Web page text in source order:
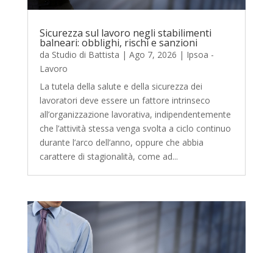
Sicurezza sul lavoro negli stabilimenti
balneari: obblighi, rischi e sanzioni
da Studio di Battista | Ago 7, 2026 | Ipsoa -
Lavoro
La tutela della salute e della sicurezza dei
lavoratori deve essere un fattore intrinseco
all’organizzazione lavorativa, indipendentemente
che l’attività stessa venga svolta a ciclo continuo
durante l’arco dell’anno, oppure che abbia
carattere di stagionalità, come ad...